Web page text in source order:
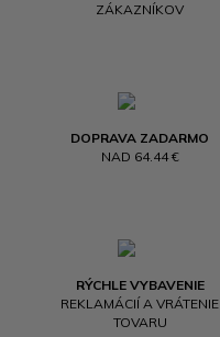
ZÁKAZNÍKOV
DOPRAVA ZADARMO
NAD 64.44 €
RÝCHLE VYBAVENIE
REKLAMÁCIÍ A VRÁTENIE
TOVARU